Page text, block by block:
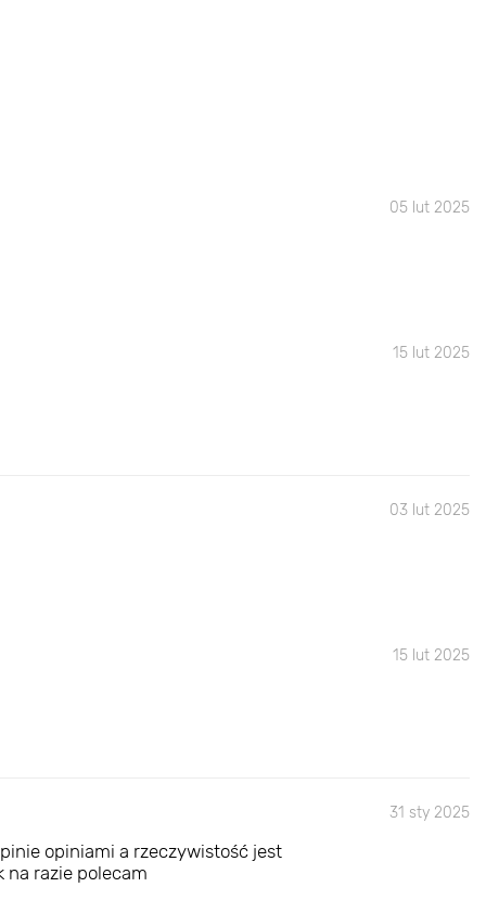
05 lut 2025
15 lut 2025
03 lut 2025
15 lut 2025
31 sty 2025
opiniami a rzeczywistość jest
na razie polecam